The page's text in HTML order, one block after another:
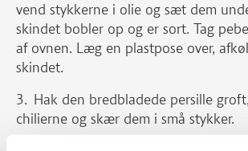
vend stykkerne i olie og sæt dem
skindet bobler op og er sort. Tag
af ovnen. Læg en plastpose over,
skindet.
Hak den bredbladede persille
chilierne og skær dem i små stykker.